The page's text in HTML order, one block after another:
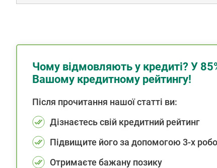
Чому відмовляють у кредиті? У
Вашому кредитному рейтингу!
Після прочитання нашої статті ви:
Дізнаєтесь свій кредитний рейтинг
Підвищите його за допомогою 3-х
Отримаєте бажану позику